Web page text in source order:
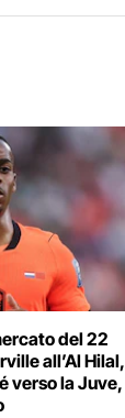
del 22
all’Al Hilal,
verso la Juve,